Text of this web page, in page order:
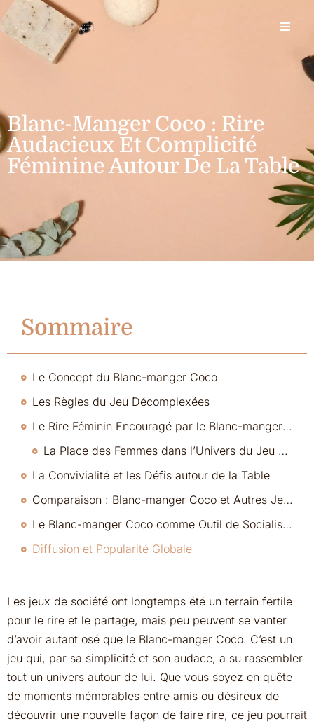
Blanc-Manger Coco : Rire
Audacieux Et Complicité
Féminine Autour De La Table
Sommaire
Le Concept du Blanc-manger Coco
Les Règles du Jeu Décomplexées
Le Rire Féminin Encouragé par le Blanc-manger Coco
La Place des Femmes dans l’Univers du Jeu de Société
La Convivialité et les Défis autour de la Table
Comparaison : Blanc-manger Coco et Autres Jeux d’Ambiance
Le Blanc-manger Coco comme Outil de Socialisation et d’Expression
Diffusion et Popularité Globale
Les jeux de société ont longtemps été un terrain fertile
pour le rire et le partage, mais peu peuvent se vanter
d’avoir autant osé que le Blanc-manger Coco. C’est un
jeu qui, par sa simplicité et son audace, a su rassembler
tout un univers autour de lui. Que vous soyez en quête
de moments mémorables entre amis ou désireux de
découvrir une nouvelle façon de faire rire, ce jeu pourrait